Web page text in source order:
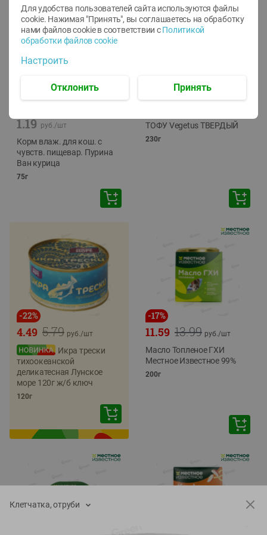
1.19 руб./шт
Корм влаж. для кош. с
чувств. пищевар. Пурина
Ван курица
75г
ТОФУ Vegetus ТВЕРДЫЙ
230г
-22%
5.79
4.49 руб./шт
Икра трески
тихоокеанской
деликатесная Лунское
море 120г ж/б ключ
120г
-17%
13.99
11.59 руб./шт
Масло Топленое ГХИ
Местное Известное 99%
200г
Клетчатка, отруби
Для удобства пользователей сайта используются файлы
cookie. Нажимая "Принять", вы соглашаетесь на обработку
нами файлов cookie в соответствии с Политикой
обработки файлов cookie
Настроить
Отклонить Принять